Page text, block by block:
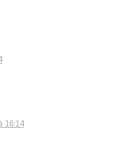
16:14